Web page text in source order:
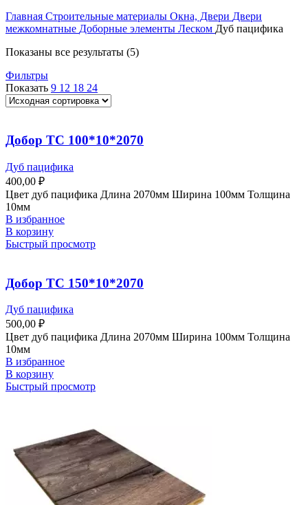
Главная Строительные материалы Окна, Двери Двери
межкомнатные Доборные элементы Леском Дуб пацифика
Показаны все результаты (5)
Фильтры
Показать 9 12 18 24
Добор ТС 100*10*2070
Дуб пацифика
400,00 ₽
Цвет дуб пацифика Длина 2070мм Ширина 100мм Толщина
10мм
В избранное
В корзину
Быстрый просмотр
Добор ТС 150*10*2070
Дуб пацифика
500,00 ₽
Цвет дуб пацифика Длина 2070мм Ширина 100мм Толщина
10мм
В избранное
В корзину
Быстрый просмотр